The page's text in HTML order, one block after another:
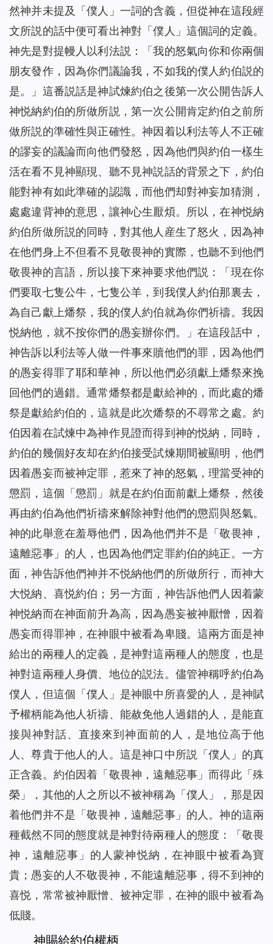
然神并未提及「僕人」一詞的含義，但從神在這段經
文所説的話中便可看出神對「僕人」這個詞的定義。
神先是對提幔人以利法説：「我的怒氣向你和你兩個
朋友發作，因為你們議論我，不如我的僕人約伯説的
是。」這番説話是神試煉約伯之後第一次公開告訴人
神悦納約伯的所做所説，第一次公開肯定約伯之前所
做所説的準確性與正確性。神因着以利法等人不正確
的謬妄的議論而向他們發怒，因為他們與約伯一樣生
活在看不見神顯現、聽不見神説話的背景之下，約伯
能對神有如此準確的認識，而他們却對神妄加猜測，
處處違背神的意思，讓神心生厭煩。所以，在神悦納
約伯所做所説的同時，對其他人産生了怒火，因為神
在他們身上不但看不見敬畏神的實際，也聽不到他們
敬畏神的言語，所以接下來神要求他們説：「現在你
們要取七隻公牛，七隻公羊，到我僕人約伯那裏去，
為自己獻上燔祭，我的僕人約伯就為你們祈禱。我因
悦納他，就不按你們的愚妄辦你們。」在這段話中，
神告訴以利法等人做一件事來贖他們的罪，因為他們
的愚妄得罪了耶和華神，所以他們必須獻上燔祭來挽
回他們的過錯。通常燔祭都是獻給神的，而此處的燔
祭是獻給約伯的，這就是此次燔祭的不尋常之處。約
伯因着在試煉中為神作見證而得到神的悦納，同時，
約伯的幾個好友却在約伯接受試煉期間被顯明，他們
因着愚妄而被神定罪，惹來了神的怒氣，理當受神的
懲罰，這個「懲罰」就是在約伯面前獻上燔祭，然後
再由約伯為他們祈禱來解除神對他們的懲罰與怒氣。
神的此舉意在羞辱他們，因為他們并不是「敬畏神，
遠離惡事」的人，也因為他們定罪約伯的純正。一方
面，神告訴他們神并不悦納他們的所做所行，而神大
大悦納、喜悦約伯；另一方面，神告訴他們人因着蒙
神悦納而在神面前升為高，因為愚妄被神厭憎，因着
愚妄而得罪神，在神眼中被看為卑賤。這兩方面是神
給出的兩種人的定義，是神對這兩種人的態度，也是
神對這兩種人身價、地位的説法。儘管神稱呼約伯為
僕人，但這個「僕人」是神眼中所喜愛的人，是神賦
予權柄能為他人祈禱、能赦免他人過錯的人，是能直
接與神對話、直接來到神面前的人，是地位高于他
人、尊貴于他人的人。這是神口中所説「僕人」的真
正含義。約伯因着「敬畏神，遠離惡事」而得此「殊
榮」，其他的人之所以不被神稱為「僕人」，那是因
着他們并不是「敬畏神，遠離惡事」的人。神的這兩
種截然不同的態度就是神對待兩種人的態度：「敬畏
神，遠離惡事」的人蒙神悦納，在神眼中被看為寶
貴；愚妄的人不敬畏神，不能遠離惡事，得不到神的
喜悦，常常被神厭憎、被神定罪，在神的眼中被看為
低賤。
神賜給約伯權柄